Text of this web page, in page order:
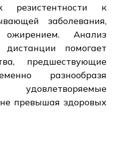
резистентности к
заболевания,
Анализ
дистанции помогает
предшествующие
разнообразя
удовлетворяемые
превышая здоровых